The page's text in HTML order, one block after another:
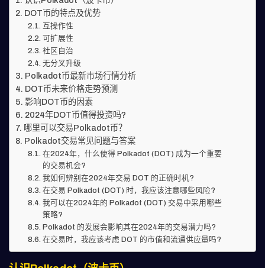
DOT币的特点及优势
互操作性
可扩展性
社区自治
无分叉升级
Polkadot币最新市场行情分析
DOT币未来价格走势预测
影响DOT币的因素
2024年DOT币值得投资吗?
哪里可以交易Polkadot币？
Polkadot交易常见问题与答案
在2024年，什么使得 Polkadot (DOT) 成为一个重要
的交易机会?
我如何辨别在2024年交易 DOT 的正确时机?
在交易 Polkadot (DOT) 时，我应该注意哪些风险?
我可以在2024年的 Polkadot (DOT) 交易中采用哪些
策略?
Polkadot 的发展会影响其在2024年的交易潜力吗?
在交易时，我应该考虑 DOT 的市值和流通供应量吗?